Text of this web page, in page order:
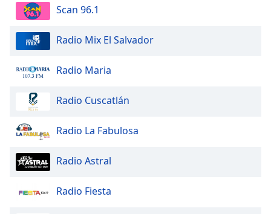
Caption
Area
Background
Color
Opacity
Size
Text
Style
Scan 96.1
Radio Mix El Salvador
Radio Maria
Radio Cuscatlán
Radio La Fabulosa
Radio Astral
Radio Fiesta